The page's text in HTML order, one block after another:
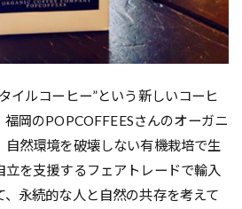
イルコーヒー”という新しいコーヒ
岡のPOPCOFFEESさんのオーガニ
自然環境を破壊しない有機栽培で生
を支援するフェアトレードで輸入
永続的な人と自然の共存を考えて